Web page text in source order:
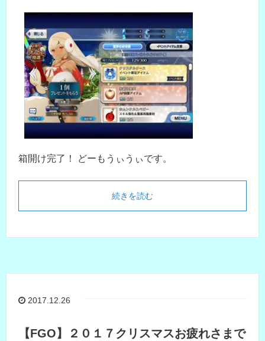
箱開け完了！ どーもうぃうぃです。
続きを読む
2017.12.26
【FGO】２０１７クリスマスお疲れさまで